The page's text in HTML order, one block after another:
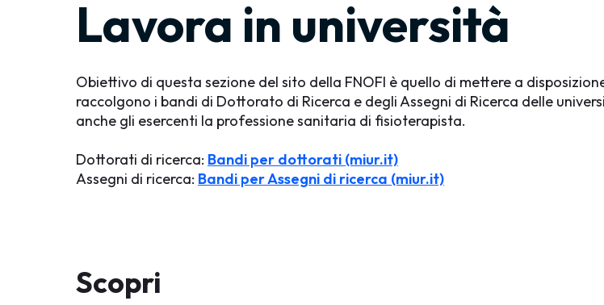
Lavora in università
Obiettivo di questa sezione del sito della FNOFI è quello di mettere a
raccolgono i bandi di Dottorato di Ricerca e degli Assegni di Ricerca delle
anche gli esercenti la professione sanitaria di fisioterapista.
Dottorati di ricerca: Bandi per dottorati (miur.it)
Assegni di ricerca: Bandi per Assegni di ricerca (miur.it)
Scopri